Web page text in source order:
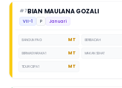
#7BIAN MAULANA GOZALI
VII-1 P Januari
BANGUN PAGI MT BERIBADAH
BERMASYARAKAT MT MAKAN SEHAT
TIDUR CEPAT MT